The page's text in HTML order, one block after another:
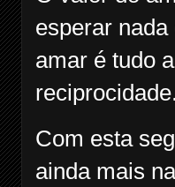
esperar
amar é tudo
reciprocidade.
Com esta
ainda mais